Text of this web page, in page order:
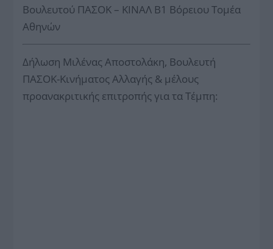
Βουλευτού ΠΑΣΟΚ – ΚΙΝΑΛ Β1 Βόρειου Τομέα
Αθηνών
Δήλωση Μιλένας Αποστολάκη, Βουλευτή
ΠΑΣΟΚ-Κινήματος Αλλαγής & μέλους
προανακριτικής επιτροπής για τα Τέμπη: